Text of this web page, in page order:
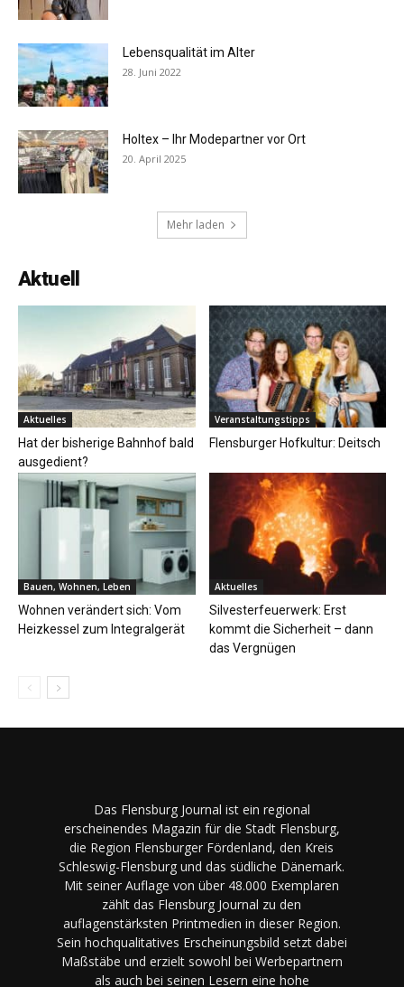
Lebensqualität im Alter
28. Juni 2022
Holtex – Ihr Modepartner vor Ort
20. April 2025
Mehr laden
Aktuell
Aktuelles
Hat der bisherige Bahnhof bald
ausgedient?
Veranstaltungstipps
Flensburger Hofkultur: Deitsch
Bauen, Wohnen, Leben
Wohnen verändert sich: Vom
Heizkessel zum Integralgerät
Aktuelles
Silvesterfeuerwerk: Erst
kommt die Sicherheit – dann
das Vergnügen
Das Flensburg Journal ist ein regional
erscheinendes Magazin für die Stadt Flensburg,
die Region Flensburger Fördenland, den Kreis
Schleswig-Flensburg und das südliche Dänemark.
Mit seiner Auflage von über 48.000 Exemplaren
zählt das Flensburg Journal zu den
auflagenstärksten Printmedien in dieser Region.
Sein hochqualitatives Erscheinungsbild setzt dabei
Maßstäbe und erzielt sowohl bei Werbepartnern
als auch bei seinen Lesern eine hohe